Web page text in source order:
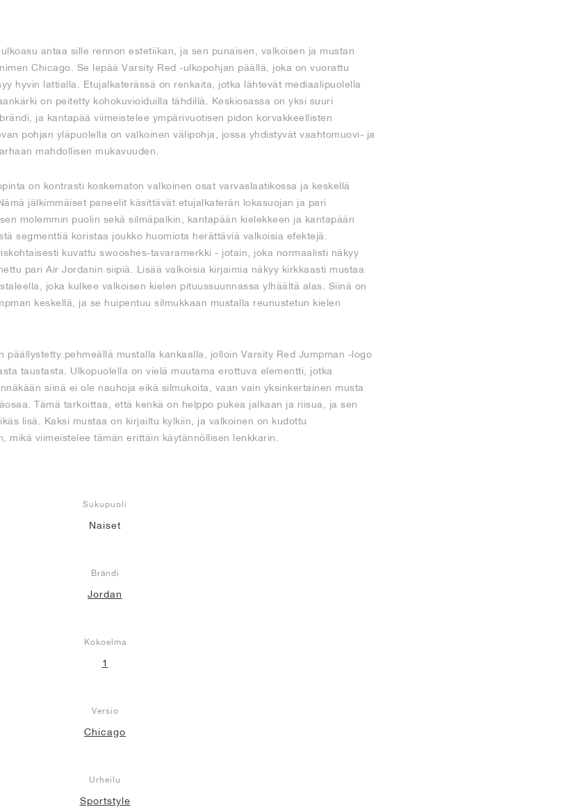
antaa sille rennon estetiikan, ja sen punaisen, valkoisen ja mustan
Chicago. Se lepää Varsity Red -ulkopohjan päällä, joka on vuorattu
hyvin lattialla. Etujalkaterässä on renkaita, jotka lähtevät mediaalipuolella
on peitetty kohokuvioiduilla tähdillä. Keskiosassa on yksi suuri
ja kantapää viimeistelee ympärivuotisen pidon korvakkeellisten
pohjan yläpuolella on valkoinen välipohja, jossa yhdistyvät vaahtomuovi- ja
mahdollisen mukavuuden.
on kontrasti koskematon valkoinen osat varvaslaatikossa ja keskellä
jälkimmäiset paneelit käsittävät etujalkaterän lokasuojan ja pari
molemmin puolin sekä silmäpalkin, kantapään kielekkeen ja kantapään
segmenttiä koristaa joukko huomiota herättäviä valkoisia efektejä.
kuvattu swooshes-tavaramerkki - jotain, joka normaalisti näkyy
pari Air Jordanin siipiä. Lisää valkoisia kirjaimia näkyy kirkkaasti mustaa
joka kulkee valkoisen kielen pituussuunnassa ylhäältä alas. Siinä on
keskellä, ja se huipentuu silmukkaan mustalla reunustetun kielen
päällystetty pehmeällä mustalla kankaalla, jolloin Varsity Red Jumpman -logo
taustasta. Ulkopuolella on vielä muutama erottuva elementti, jotka
siinä ei ole nauhoja eikä silmukoita, vaan vain yksinkertainen musta
Tämä tarkoittaa, että kenkä on helppo pukea jalkaan ja riisua, ja sen
lisä. Kaksi mustaa on kirjailtu kylkiin, ja valkoinen on kudottu
mikä viimeistelee tämän erittäin käytännöllisen lenkkarin.
Sukupuoli
Naiset
Brändi
Jordan
Kokoelma
1
Versio
Chicago
Urheilu
Sportstyle